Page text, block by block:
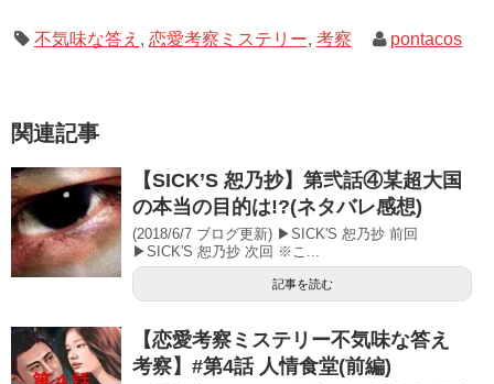
不気味な答え , 恋愛考察ミステリー, 考察 pontacos
関連記事
【SICK’S 恕乃抄】第弐話④某超大国
の本当の目的は!?(ネタバレ感想)
(2018/6/7 ブログ更新) ▶SICK'S 恕乃抄 前回
▶SICK'S 恕乃抄 次回 ※こ...
記事を読む
【恋愛考察ミステリー不気味な答え
考察】#第4話 人情食堂(前編)